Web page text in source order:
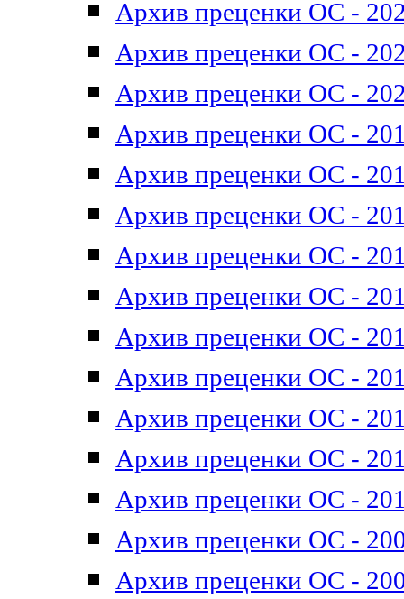
Архив преценки ОС -
Архив преценки ОС -
Архив преценки ОС -
Архив преценки ОС -
Архив преценки ОС -
Архив преценки ОС -
Архив преценки ОС -
Архив преценки ОС -
Архив преценки ОС -
Архив преценки ОС -
Архив преценки ОС -
Архив преценки ОС -
Архив преценки ОС -
Архив преценки ОС -
Архив преценки ОС -